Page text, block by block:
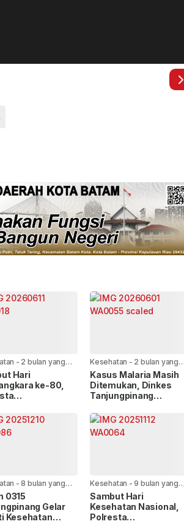
- 2 bulan yang
Hari
ke-80,
Layanan
Gratis
Kesehatan - 2 bulan yang
lalu
Kasus Malaria Masih
Ditemukan, Dinkes
Tanjungpinang
Pengawasan dan
Pengobatan
-8 bulan yang
0315
Gelar
Kesehatan
Kesehatan -9 bulan yang
lalu
Sambut Hari
Kesehatan Nasional,
Polresta